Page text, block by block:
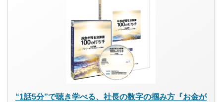
“1話5分”で聴き学べる、社長の数字の掴み方『お金が